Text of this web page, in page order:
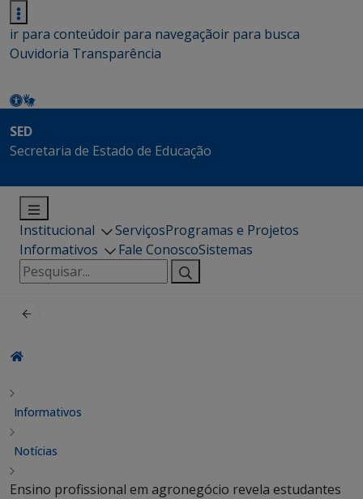
ir para conteúdoir para navegaçãoir para busca
Ouvidoria Transparência
SED
Secretaria de Estado de Educação
Institucional ServiçosProgramas e Projetos
Informativos
Fale ConoscoSistemas
Pesquisar
por:
Informativos
Notícias
Ensino profissional em agronegócio revela estudantes